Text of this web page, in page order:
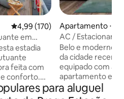
4,99 de uma avaliação média de
4,99 (170)
em
estadia
feita com
conforto.
estadia
sair. Você
Apartamento ⋅
AC /
moderna no
Belo e moderno
da cidade
equipado com
apartamento
bela parte
da esquina da
para aluguel